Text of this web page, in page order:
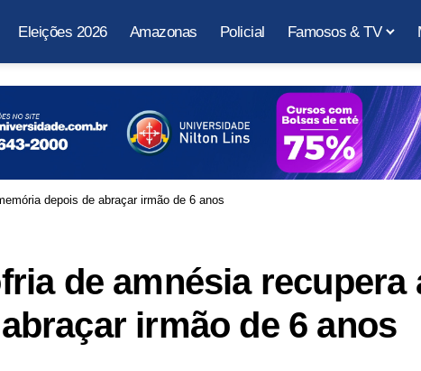
Eleições 2026 Amazonas Policial Famosos & TV
depois de abraçar irmão de 6 anos
de amnésia recupera
irmão de 6 anos